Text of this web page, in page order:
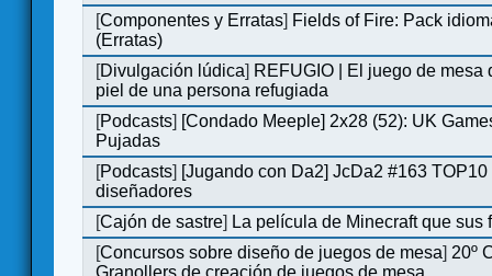
[Componentes y Erratas] Fields of Fire: Pack
(Erratas)
[Divulgación lúdica] REFUGIO | El juego de mesa
piel de una persona refugiada
[Podcasts] [Condado Meeple] 2x28 (52): UK
Pujadas
[Podcasts] [Jugando con Da2] JcDa2 #163
diseñadores
[Cajón de sastre] La película de Minecraft que sus
[Concursos sobre diseño de juegos de mesa] 20º
Granollers de creación de juegos de mesa